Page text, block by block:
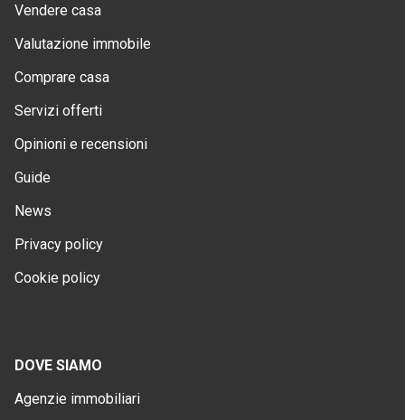
Vendere casa
Valutazione immobile
Comprare casa
Servizi offerti
Opinioni e recensioni
Guide
News
Privacy policy
Cookie policy
DOVE SIAMO
Agenzie immobiliari